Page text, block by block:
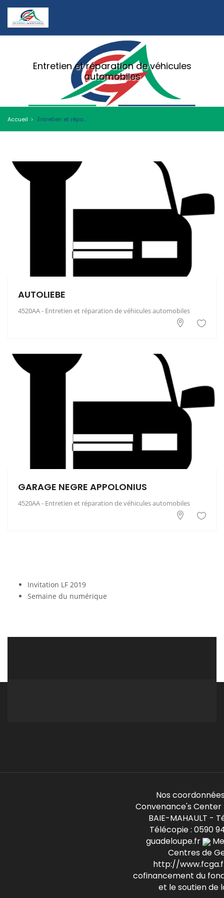
Entretien et réparation de véhicules
automobiles
Accueil Entretien et réparation de véhicules automobiles
AUTOLIEBE
4520AA - Entretien et réparation de véhicules automobiles
GARAGE NEGRE APPOLONIUS
4520AA - Entretien et réparation de véhicules automobiles
Invitation LF 2019
Semaine du numérique
Nos coordonnées
Convenance's Center
BAIE-MAHAULT -
Télécopie : 0590
guadeloupe.fr
Centres de
http://
cofinancement du
et le soutien de